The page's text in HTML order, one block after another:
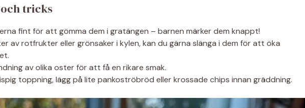
tricks
fint för att gömma dem i gratängen – barnen märker dem knappt!
av rotfrukter eller grönsaker i kylen, kan du gärna slänga i dem för att öka
av olika oster för att få en rikare smak.
toppning, lägg på lite pankoströbröd eller krossade chips innan gräddning.